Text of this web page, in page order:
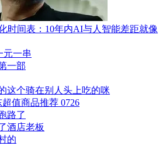
时间表：10年内AI与人智能差距就像
元一串
一部
这个骑在别人头上吃的咪
值商品推荐 0726
路了
酒店老板
的